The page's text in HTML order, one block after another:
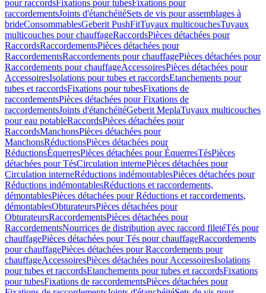
pour raccordsFixations pour tubesFixations pour
raccordementsJoints d'étanchéitéSets de vis pour assemblages à
brideConsommablesGeberit PushFitTuyaux multicouchesTuyaux
multicouches pour chauffageRaccordsPièces détachées pour
RaccordsRaccordementsPièces détachées pour
RaccordementsRaccordements pour chauffagePièces détachées pour
Raccordements pour chauffageAccessoiresPièces détachées pour
AccessoiresIsolations pour tubes et raccordsEtanchements pour
tubes et raccordsFixations pour tubesFixations de
raccordementsPièces détachées pour Fixations de
raccordementsJoints d'étanchéitéGeberit MeplaTuyaux multicouches
pour eau potableRaccordsPièces détachées pour
RaccordsManchonsPièces détachées pour
ManchonsRéductionsPièces détachées pour
RéductionsÉquerresPièces détachées pour ÉquerresTésPièces
détachées pour TésCirculation internePièces détachées pour
Circulation interneRéductions indémontablesPièces détachées pour
Réductions indémontablesRéductions et raccordements,
démontablesPièces détachées pour Réductions et raccordements,
démontablesObturateursPièces détachées pour
ObturateursRaccordementsPièces détachées pour
RaccordementsNourrices de distribution avec raccord filetéTés pour
chauffagePièces détachées pour Tés pour chauffageRaccordements
pour chauffagePièces détachées pour Raccordements pour
chauffageAccessoiresPièces détachées pour AccessoiresIsolations
pour tubes et raccordsEtanchements pour tubes et raccordsFixations
pour tubesFixations de raccordementsPièces détachées pour